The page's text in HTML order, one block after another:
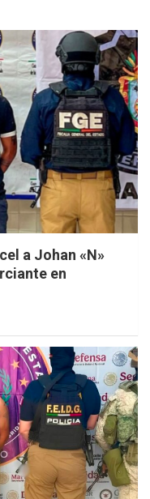
a Johan «N»
en